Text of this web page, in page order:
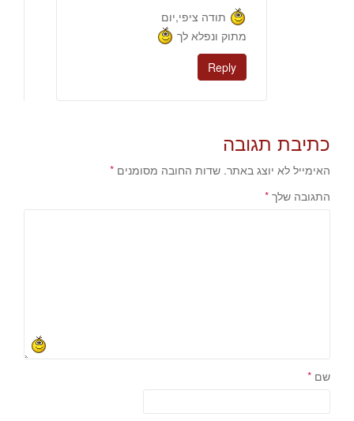
תודה ציפי,יום
מתוק ונפלא לך
Reply
כתיבת תגובה
האימייל לא יוצג באתר. שדות החובה מסומנים *
התגובה שלך *
שם *